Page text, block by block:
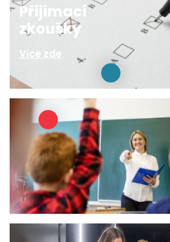
Přijímací
zkoušky
Více zde